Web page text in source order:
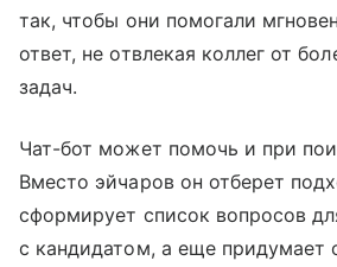
так, чтобы они помогали
ответ, не отвлекая коллег от
задач.
Чат-бот может помочь и при
Вместо эйчаров он отберет
сформирует список вопросов
с кандидатом, а еще придумает